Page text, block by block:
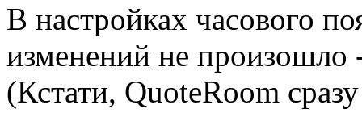
В настройках часового
изменений не произошло
(Кстати, QuoteRoom